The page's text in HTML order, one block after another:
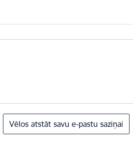
Vēlos atstāt savu e-pastu saziņai